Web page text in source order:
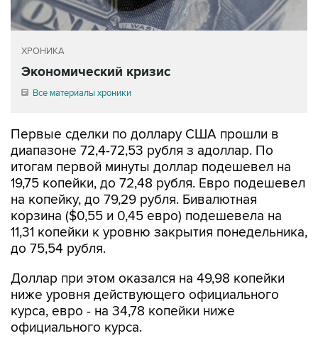
ХРОНИКА
Экономический кризис
Все материалы хроники
Первые сделки по доллару США прошли в
диапазоне 72,4-72,53 рубля з адоллар. По
итогам первой минуты доллар подешевел на
19,75 копейки, до 72,48 рубля. Евро подешевел
на копейку, до 79,29 рубля. Бивалютная
корзина ($0,55 и 0,45 евро) подешевела на
11,31 копейки к уровню закрытия понедельника,
до 75,54 рубля.
Доллар при этом оказался на 49,98 копейки
ниже уровня действующего официального
курса, евро - на 34,78 копейки ниже
официального курса.